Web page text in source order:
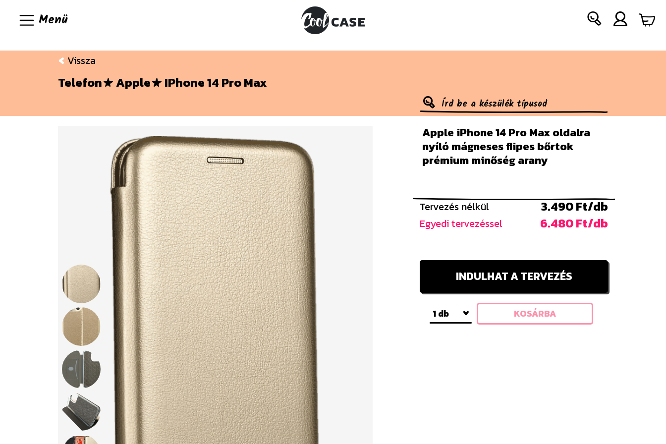
Menü
Vissza
Telefon Apple IPhone 14 Pro Max
Apple iPhone 14 Pro Max oldalra
nyíló mágneses flipes bőrtok
prémium minőség arany
Tervezés nélkül 3.490 Ft/db
Egyedi tervezéssel 6.480 Ft/db
INDULHAT A TERVEZÉS
1 db KOSÁRBA